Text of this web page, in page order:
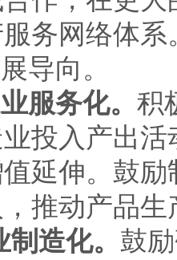
务网络体系
导向。
服务化。 积
投入产出
延伸。鼓
推动产品
造化。 鼓